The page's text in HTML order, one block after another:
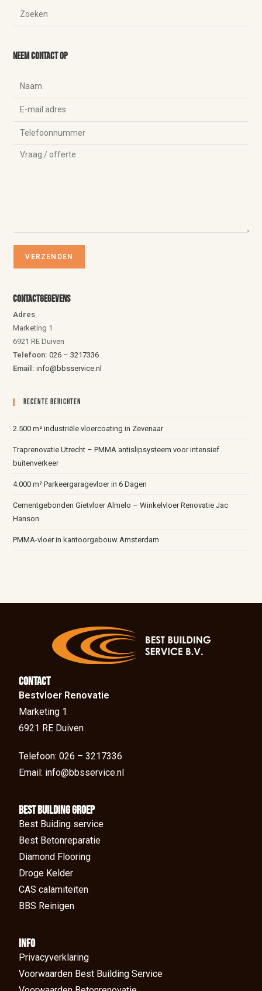
Neem contact op
Contactgegevens
Adres
Marketing 1
6921 RE Duiven
Telefoon:026 – 3217336
Email: info@bbsservice.nl
Recente Berichten
2.500 m² industriële vloercoating in Zevenaar
Traprenovatie Utrecht – PMMA antislipsysteem voor intensief
buitenverkeer
4.000 m² Parkeergaragevloer in 6 Dagen
Cementgebonden Gietvloer Almelo – Winkelvloer Renovatie Jac
Hanson
PMMA-vloer in kantoorgebouw Amsterdam
Contact
Bestvloer Renovatie
Marketing 1
6921 RE Duiven
Telefoon: 026 – 3217336
Email: info@bbsservice.nl
BEst Building groep
Best Buiding service
Best Betonreparatie
Diamond Flooring
Droge Kelder
CAS calamiteiten
BBS Reinigen
Info
Privacyverklaring
Voorwaarden Best Building Service